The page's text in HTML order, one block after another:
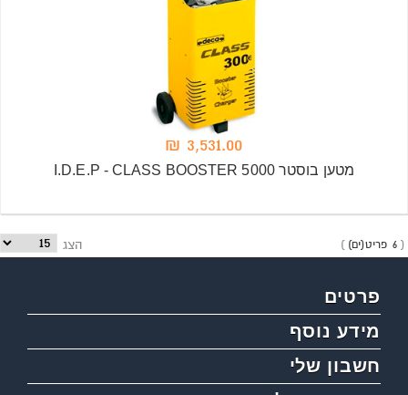
3,531.00 ₪
מטען בוסטר I.D.E.P - CLASS BOOSTER 5000
6 פריט(ים) הצג
פרטים
מידע נוסף
חשבון שלי